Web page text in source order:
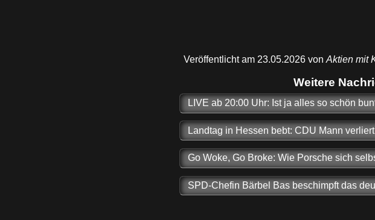
Veröffentlicht am 23.05.2026 von Aktien mit
Weitere
LIVE ab 20:00 Uhr: Ist ja alles so schön
Landtag in Hessen bebt: CDU Mann
Go Woke, Go Broke: Wie Porsche sich
SPD-Chefin Bärbel Bas beschimpft das